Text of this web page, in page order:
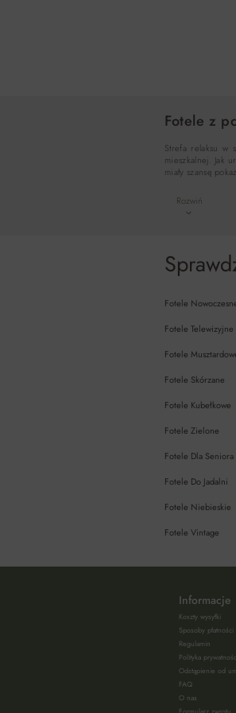
Fotele z
Strefa relaksu w
mieszkalnej. Jak
miały szansę
Rozwiń
Fotele
Fotele Telewizyjne
Fotele
Fotele Skórzane
Fotele Kubełkowe
Fotele Zielone
Fotele Dla Seniora
Fotele Do Jadalni
Fotele Niebieskie
Fotele Vintage
Informacje
Koszty wysyłki
Sposoby płatności
Regulamin
Polityka
Odstąpienie od
FAQ
O nas